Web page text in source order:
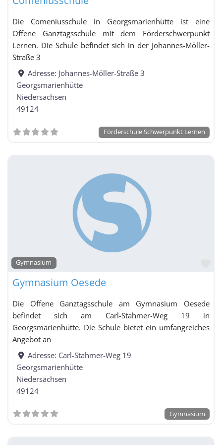
Realschulzweig
Haupt- und Realschule
Hauptschule mit Förderschulklassen
Integrierte Gesamtschule / Schule mit
Gesamtschulcharakter / Freie Waldorfschule
Integrierte Gesamtschule / Schule mit
Gesamtschulcharakter / Freie Waldorfschule mit
Förderschulklassen
Integrierte Gesamtschule / Schule mit
Grundschulzweig
Kolleg
Kooperative
Gesamtschule
Kooperative Gesamtschule mit Grundschulzweig
nach Schuljahrgängen gegliedert
Die Comeniusschule in Georgsmarienhütte ist eine
Offene Ganztagsschule mit dem Förderschwerpunkt
Lernen. Die Schule befindet sich in der Johannes-Möller-
Straße 3
Adresse: Johannes-Möller-Straße 3
Georgsmarienhütte
Niedersachsen
49124
Förderschule Schwerpunkt Lernen
Gymnasium
Gymnasium Oesede
Die Offene Ganztagsschule am Gymnasium Oesede
befindet sich am Carl-Stahmer-Weg 19 in
Georgsmarienhütte. Die Schule bietet ein umfangreiches
Angebot an
Adresse: Carl-Stahmer-Weg 19
Georgsmarienhütte
Niedersachsen
49124
Gymnasium